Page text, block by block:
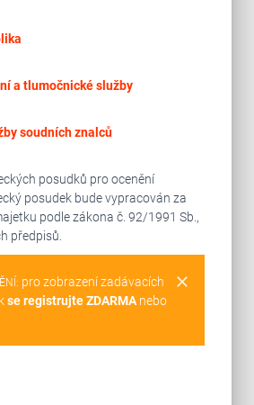
a tlumočnické služby
soudních znalců
posudků pro ocenění
posudek bude vypracován za
podle zákona č. 92/1991 Sb.,
předpisů.
clear
pro zobrazení zadávacích
se registrujte ZDARMAnebo